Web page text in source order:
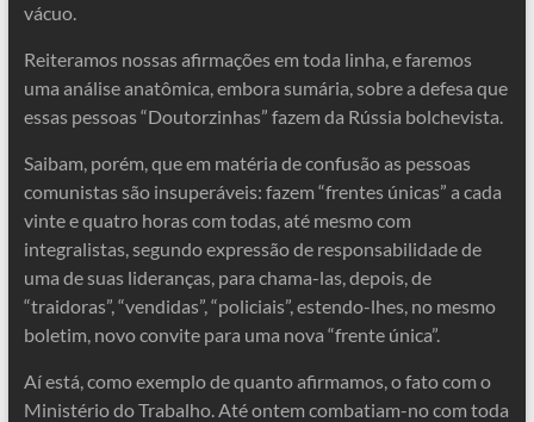
vácuo.
Reiteramos nossas afirmações em toda linha, e faremos
uma análise anatômica, embora sumária, sobre a defesa que
essas pessoas “Doutorzinhas” fazem da Rússia bolchevista.
Saibam, porém, que em matéria de confusão as pessoas
comunistas são insuperáveis: fazem “frentes únicas” a cada
vinte e quatro horas com todas, até mesmo com
integralistas, segundo expressão de responsabilidade de
uma de suas lideranças, para chama-las, depois, de
“traidoras”, “vendidas”, “policiais”, estendo-lhes, no mesmo
boletim, novo convite para uma nova “frente única”.
Aí está, como exemplo de quanto afirmamos, o fato com o
Ministério do Trabalho. Até ontem combatiam-no com toda